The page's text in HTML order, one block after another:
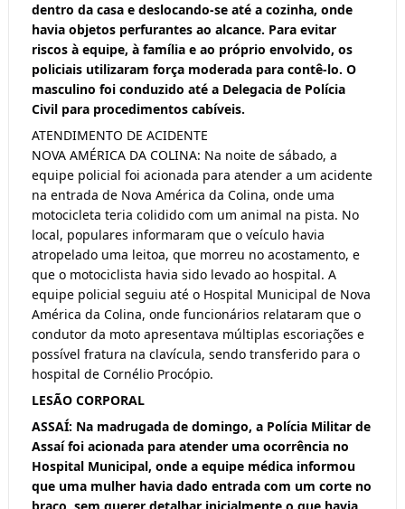
dentro da casa e deslocando-se até a cozinha, onde
havia objetos perfurantes ao alcance. Para evitar
riscos à equipe, à família e ao próprio envolvido, os
policiais utilizaram força moderada para contê-lo. O
masculino foi conduzido até a Delegacia de Polícia
Civil para procedimentos cabíveis.
ATENDIMENTO DE ACIDENTE
NOVA AMÉRICA DA COLINA: Na noite de sábado, a
equipe policial foi acionada para atender a um acidente
na entrada de Nova América da Colina, onde uma
motocicleta teria colidido com um animal na pista. No
local, populares informaram que o veículo havia
atropelado uma leitoa, que morreu no acostamento, e
que o motociclista havia sido levado ao hospital. A
equipe policial seguiu até o Hospital Municipal de Nova
América da Colina, onde funcionários relataram que o
condutor da moto apresentava múltiplas escoriações e
possível fratura na clavícula, sendo transferido para o
hospital de Cornélio Procópio.
LESÃO CORPORAL
ASSAÍ: Na madrugada de domingo, a Polícia Militar de
Assaí foi acionada para atender uma ocorrência no
Hospital Municipal, onde a equipe médica informou
que uma mulher havia dado entrada com um corte no